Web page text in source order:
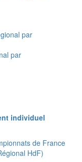
par
par
individuel
de France
HdF)